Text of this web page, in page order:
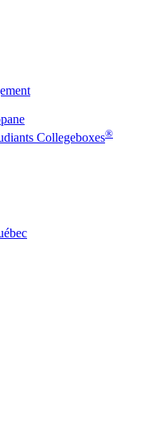
Collegeboxes®